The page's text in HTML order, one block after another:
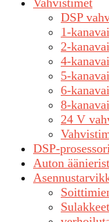
Vahvistimet
DSP
1-
2-
4-
5-
6-
8-
24 V
DSP-
Auton